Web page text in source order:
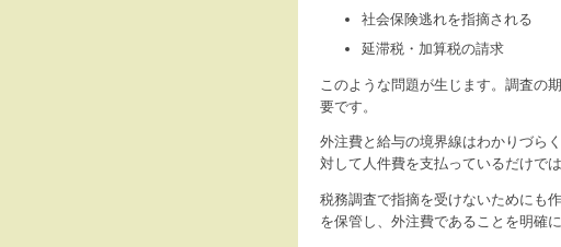
社会保険逃れを指摘される
延滞税・加算税の請求
このような問題が生じます。調査の
要です。
外注費と給与の境界線はわかりづら
対して人件費を支払っているだけで
税務調査で指摘を受けないためにも
を保管し、外注費であることを明確